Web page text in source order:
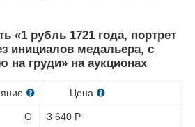
«1 рубль 1721 года, портрет
инициалов медальера, с
на груди» на аукционах
Цена
G 3 640 Р